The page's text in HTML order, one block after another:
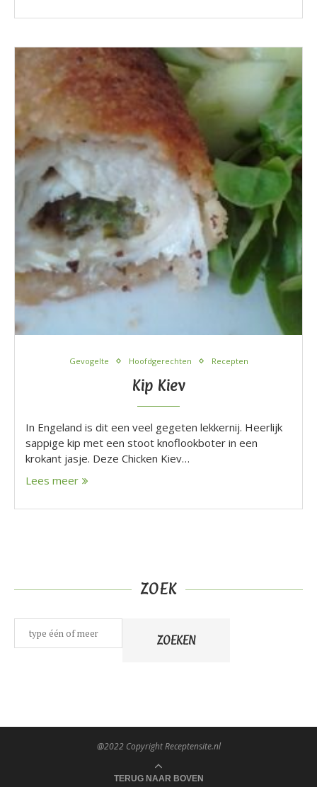
Gevogelte Hoofdgerechten Recepten
Kip Kiev
In Engeland is dit een veel gegeten lekkernij. Heerlijk
sappige kip met een stoot knoflookboter in een
krokant jasje. Deze Chicken Kiev…
Lees meer
ZOEK
ZOEKEN
@2022 Copyright Receptensite.nl
TERUG NAAR BOVEN